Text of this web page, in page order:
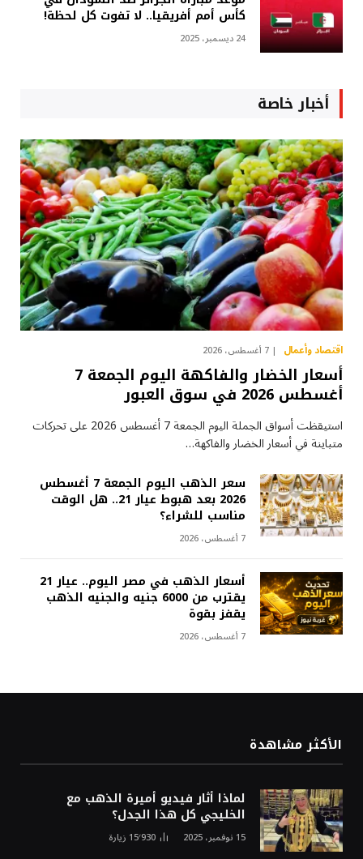
كأس أمم أفريقيا.. لا تفوت كل لحظة!
24 ديسمبر، 2025
أخبار خاصة
اقتصاد وأعمال 7 أغسطس، 2026
أسعار الخضار والفاكهة اليوم الجمعة 7
أغسطس 2026 في سوق العبور
استيقظت أسواق الجملة اليوم الجمعة 7 أغسطس 2026 على تحركات
متباينة في أسعار الخضار والفاكهة…
سعر الذهب اليوم الجمعة 7 أغسطس
2026 بعد هبوط عيار 21.. هل الوقت
مناسب للشراء؟
7 أغسطس، 2026
أسعار الذهب في مصر اليوم.. عيار 21
يقترب من 6000 جنيه والجنيه الذهب
يقفز بقوة
7 أغسطس، 2026
الأكثر مشاهدة
لماذا أثار فيديو أميرة الذهب مع
الخليجي كل هذا الجدل؟
15 نوفمبر، 2025 15٬930 زيارة